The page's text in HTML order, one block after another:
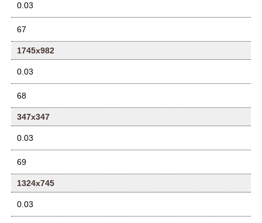
0.03
67
1745x982
0.03
68
347x347
0.03
69
1324x745
0.03